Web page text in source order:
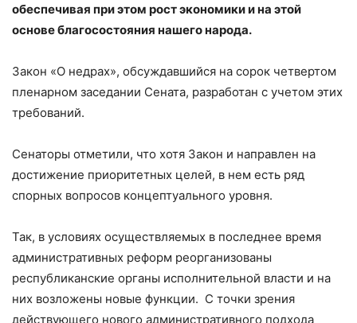
обеспечивая при этом рост экономики и на этой
основе благосостояния нашего народа.
Закон «О недрах», обсуждавшийся на сорок четвертом
пленарном заседании Сената, разработан с учетом этих
требований.
Сенаторы отметили, что хотя Закон и направлен на
достижение приоритетных целей, в нем есть ряд
спорных вопросов концептуального уровня.
Так, в условиях осуществляемых в последнее время
административных реформ реорганизованы
республиканские органы исполнительной власти и на
них возложены новые функции. С точки зрения
действующего нового административного подхода